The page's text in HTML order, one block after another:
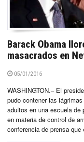
Barack Obama
masacrados en
05/01/2016
WASHINGTON.– El
pudo contener las
adultos en una escuela de
en materia de control de
conferencia de prensa